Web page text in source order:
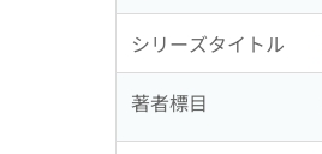
シリーズタイトル
著者標目